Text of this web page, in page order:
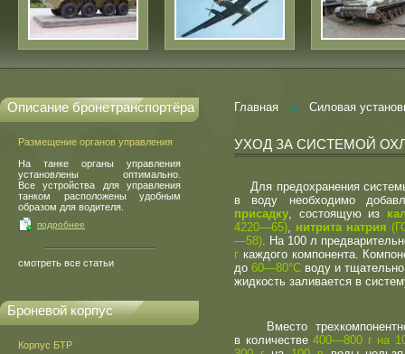
Описание бронетранспортёра
Размещение органов управления
На танке органы управления
установлены оптимально.
Все устройства для управления
танком расположены удобным
образом для водителя.
подробнее
смотреть все статьи
Броневой корпус
Корпус БТР
Главная → Силовая
УХОД ЗА СИСТЕМОЙ
Для предохранения
в воду необходимо
присадку, состоящую из
4220—65), нитрита натрия (
—58). На 100 л
г каждого компонента.
до 60—80°С воду и
жидкость заливается в
Вместо
в количестве400—800 г на